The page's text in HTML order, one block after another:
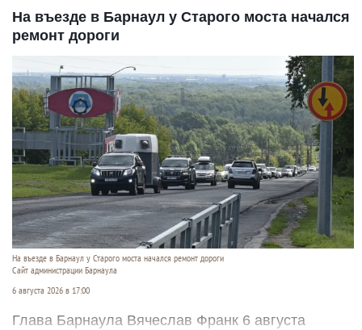
На въезде в Барнаул у Старого моста начался
ремонт дороги
На въезде в Барнаул у Старого моста начался ремонт дороги
Сайт администрации Барнаула
6 августа 2026 в 17:00
Глава Барнаула Вячеслав Франк 6 августа